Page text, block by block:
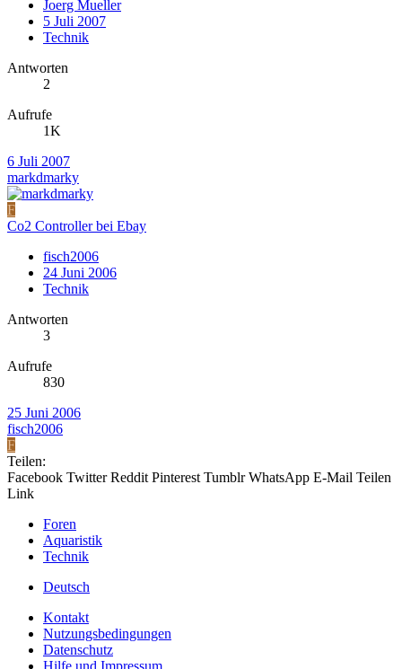
Joerg Mueller
5 Juli 2007
Technik
Antworten
2
Aufrufe
1K
6 Juli 2007
markdmarky
F
Co2 Controller bei Ebay
fisch2006
24 Juni 2006
Technik
Antworten
3
Aufrufe
830
25 Juni 2006
fisch2006
F
Teilen:
Facebook Twitter Reddit Pinterest Tumblr WhatsApp E-Mail Teilen
Link
Foren
Aquaristik
Technik
Deutsch
Kontakt
Nutzungsbedingungen
Datenschutz
Hilfe und Impressum